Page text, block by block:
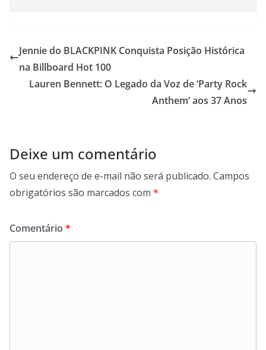
Jennie do BLACKPINK Conquista Posição Histórica
na Billboard Hot 100
Lauren Bennett: O Legado da Voz de ‘Party Rock
Anthem’ aos 37 Anos
Deixe um comentário
O seu endereço de e-mail não será publicado. Campos
obrigatórios são marcados com *
Comentário *